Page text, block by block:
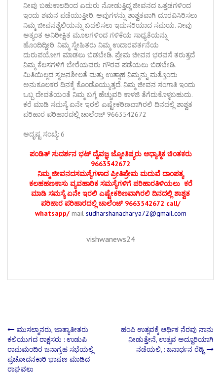
ನೀವು ಬಹುಕಾಲದಿಂದ ಎದುರು ನೋಡುತ್ತಿದ್ದ ಜೀವನದ ಒತ್ತಡಗಳಿಂದ
ಇಂದು ಶಮನ ಪಡೆಯುತ್ತೀರಿ. ಅವುಗಳನ್ನು ಶಾಶ್ವತವಾಗಿ ದೂರವಿಸಿರಿಸಲು
ನಿಮ್ಮ ಜೀವನಶೈಲಿಯನ್ನು ಬದಲಿಸಲು ಇದುಸರಿಯಾದ ಸಮಯ. ನೀವು
ಅತ್ಯಂತ ಅನಿರೀಕ್ಷಿತ ಮೂಲಗಳಿಂದ ಗಳಿಕೆಯ ಸಾಧ್ಯತೆಯನ್ನು
ಹೊಂದಿದ್ದೀರಿ. ನಿಮ್ಮ ಸ್ನೇಹಿತರು ನಿಮ್ಮ ಉದಾರವರ್ತನೆಯ
ದುರುಪಯೋಗ ಮಾಡಲು ಬಿಡಬೇಡಿ. ಪ್ರೇಮ ಜೀವನ ಭರವಸೆ ತರುತ್ತದೆ
ನಿಮ್ಮ ಕೆಲಸಗಳಿಗೆ ಬೇರೆಯವರು ಗೌರವ ಪಡೆಯಲು ಬಿಡಬೇಡಿ.
ಮಿತಿಯಿಲ್ಲದ ಸೃಜನಶೀಲತೆ ಮತ್ತು ಉತ್ಸಾಹ ನಿಮ್ಮನ್ನು ಮತ್ತೊಂದು
ಅನುಕೂಲಕರ ದಿನಕ್ಕೆ ಕೊಂಡೊಯ್ಯುತ್ತದೆ. ನಿಮ್ಮ ಜೀವನ ಸಂಗಾತಿ ಇಂದು
ಒಬ್ಬ ದೇವತೆಯಂತೆ ನಿಮ್ಮ ಬಗ್ಗೆ ಹೆಚ್ಚುವರಿ ಕಾಳಜಿ ತೆಗೆದುಕೊಳ್ಳಬಹುದು.
ಕರೆ ಮಾಡಿ ಸಮಸ್ಯೆ ಏನೇ ಇರಲಿ ಎಷ್ಟೇಕಠಿಣವಾಗಿರಲಿ ದಿನದಲ್ಲಿ ಶಾಶ್ವತ
ಪರಿಹಾರ ಪರಿಹಾರದಲ್ಲಿ ಚಾಲೆಂಜ್ 9663542672
ಅದೃಷ್ಟ ಸಂಖ್ಯೆ: 6
ಪಂಡಿತ್ ಸುದರ್ಶನ ಭಟ್ ದೈವಜ್ಞ ಜ್ಯೋತಿಷ್ಯರು ಆಧ್ಯಾತ್ಮಿಕ ಚಿಂತಕರು
9663542672
ನಿಮ್ಮ ಜೀವನದಸಮಸ್ಯೆಗಳಾದ ಪ್ರೀತಿಪ್ರೇಮ ಮದುವೆ ದಾಂಪತ್ಯ
ಕಲಹಹಣಕಾಸು ವ್ಯವಹಾರಿಕ ಸಮಸ್ಯೆಗಳಿಗೆ ಪರಿಹಾರತಿಳಿಯಲು ಕರೆ
ಮಾಡಿ ಸಮಸ್ಯೆ ಏನೇ ಇರಲಿ ಎಷ್ಟೇಕಠಿಣವಾಗಿರಲಿ ದಿನದಲ್ಲಿ ಶಾಶ್ವತ
ಪರಿಹಾರ ಪರಿಹಾರದಲ್ಲಿ ಚಾಲೆಂಜ್ 9663542672 call/
whatsapp/ mail sudharshanacharya72@gmail.com
vishwanews24
Post
navigation
ಮುಸಲ್ಮಾನರು, ಜಾತ್ಯಾತೀತರು
ಕಲಿಯುಗದ ರಾಕ್ಷಸರು : ಉಡುಪಿ
ರಾಮಮಂದಿರ ಜನಾಗ್ರಹ ಸಭೆಯಲ್ಲಿ
ಪ್ರಚೋದನಕಾರಿ ಭಾಷಣ ಮಾಡಿದ
ರಾಘವಲು
ಹಂಪಿ ಉತ್ಸವಕ್ಕೆ ಆರ್ಥಿಕ ನೆರವು ನಾನು
ನೀಡುತ್ತೇನೆ, ಉತ್ಸವ ಅದ್ದೂರಿಯಾಗಿ
ನಡೆಯಲಿ, : ಜನಾರ್ಧನ ರೆಡ್ಡಿ